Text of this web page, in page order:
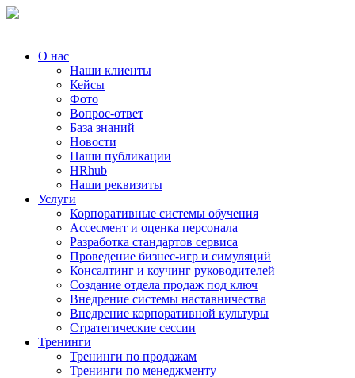
О нас
Наши клиенты
Кейсы
Фото
Вопрос-ответ
База знаний
Новости
Наши публикации
HRhub
Наши реквизиты
Услуги
Корпоративные системы обучения
Ассесмент и оценка персонала
Разработка стандартов сервиса
Проведение бизнес-игр и симуляций
Консалтинг и коучинг руководителей
Создание отдела продаж под ключ
Внедрение системы наставничества
Внедрение корпоративной культуры
Стратегические сессии
Тренинги
Тренинги по продажам
Тренинги по менеджменту